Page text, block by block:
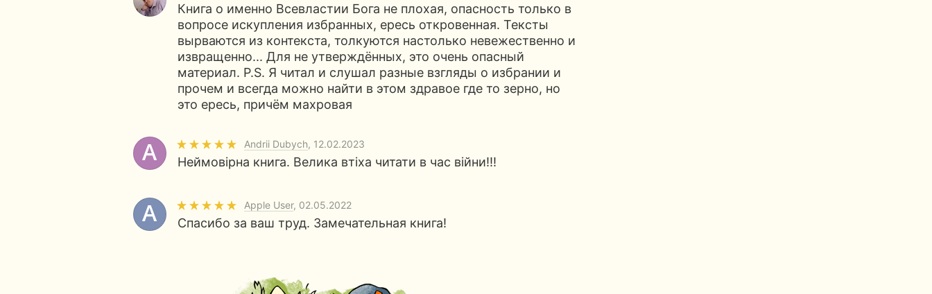
Книга о именно Всевластии Бога не плохая, опасность только в
вопросе искупления избранных, ересь откровенная. Тексты
вырваются из контекста, толкуются настолько невежественно и
извращенно... Для не утверждённых, это очень опасный
материал. P.S. Я читал и слушал разные взгляды о избрании и
прочем и всегда можно найти в этом здравое где то зерно, но
это ересь, причём махровая
Andrii Dubych, 12.02.2023
Неймовірна книга. Велика втіха читати в час війни!!!
Apple User, 02.05.2022
Спасибо за ваш труд. Замечательная книга!